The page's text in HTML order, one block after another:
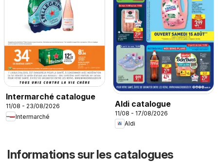
Intermarché catalogue
11/08 - 23/08/2026
Intermarché
Aldi catalogue
11/08 - 17/08/2026
Aldi
Informations sur les catalogues